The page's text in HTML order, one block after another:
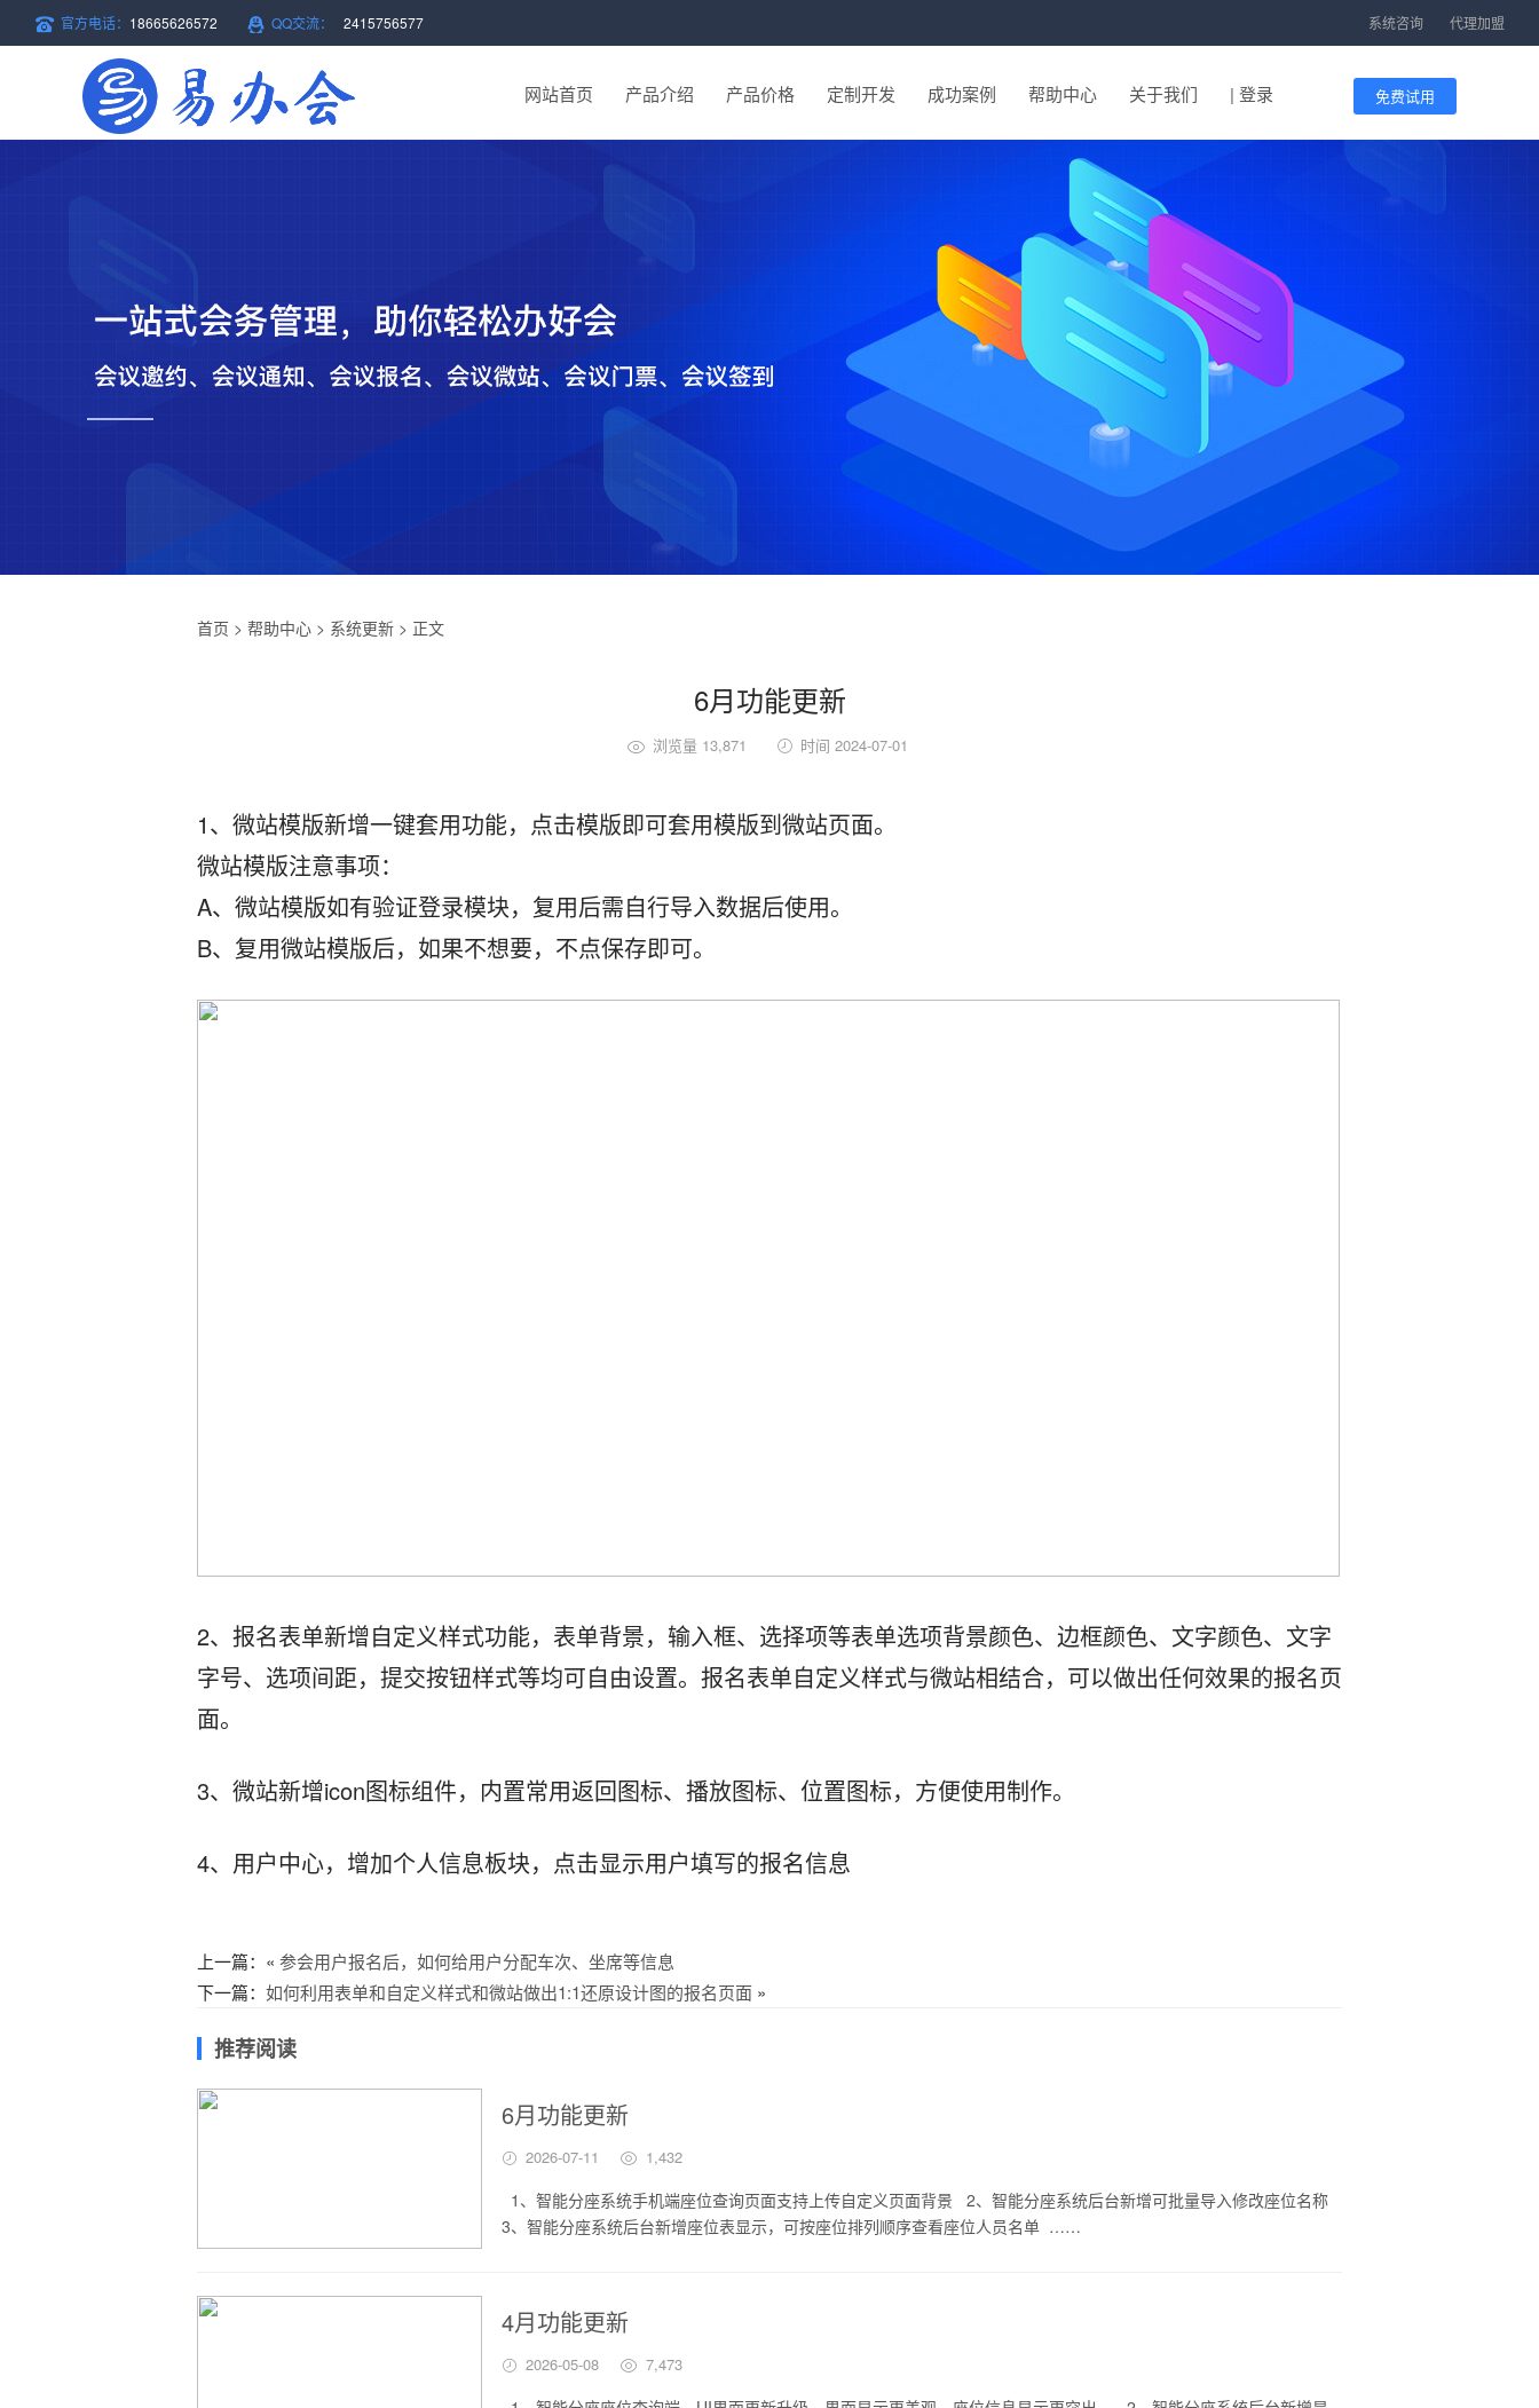
官方电话： 18665626572 QQ交流： 2415756577 系统咨询 代理加盟
网站首页 产品介绍 产品价格 定制开发 成功案例 帮助中心 关于我们 | 登录 免费试用
首页 > 帮助中心 > 系统更新 > 正文
6月功能更新
浏览量 13,871 时间 2024-07-01
1、微站模版新增一键套用功能，点击模版即可套用模版到微站页面。
微站模版注意事项：
A、微站模版如有验证登录模块，复用后需自行导入数据后使用。
B、复用微站模版后，如果不想要，不点保存即可。
2、报名表单新增自定义样式功能，表单背景，输入框、选择项等表单选项背景颜色、边框颜色、文字颜色、文字
字号、选项间距，提交按钮样式等均可自由设置。报名表单自定义样式与微站相结合，可以做出任何效果的报名页
面。
3、微站新增icon图标组件，内置常用返回图标、播放图标、位置图标，方便使用制作。
4、用户中心，增加个人信息板块，点击显示用户填写的报名信息
上一篇：« 参会用户报名后，如何给用户分配车次、坐席等信息
下一篇： 如何利用表单和自定义样式和微站做出1:1还原设计图的报名页面 »
推荐阅读
6月功能更新
2026-07-11 1,432
1、智能分座系统手机端座位查询页面支持上传自定义页面背景 2、智能分座系统后台新增可批量导入修改座位名称
3、智能分座系统后台新增座位表显示，可按座位排列顺序查看座位人员名单 ……
4月功能更新
2026-05-08 7,473